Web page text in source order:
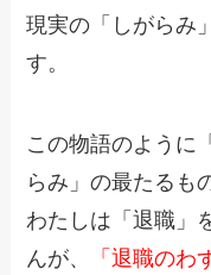
現実の「しがらみ
す。
この物語のように
らみ」の最たるも
わたしは「退職」
んが、
「退職のわ